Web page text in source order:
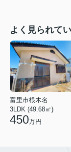
よく見られて
富里市根木名
3LDK (49.68㎡)
450万円